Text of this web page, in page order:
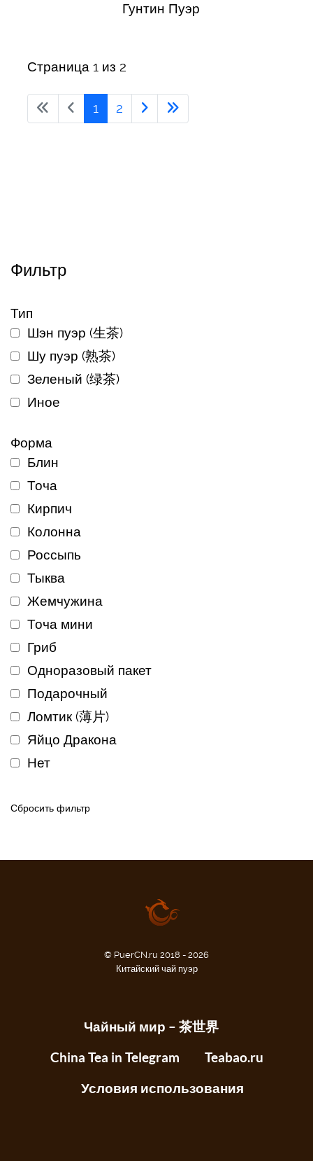
Гунтин Пуэр
Страница 1 из 2
1 2
Фильтр
Тип
Шэн пуэр (生茶)
Шу пуэр (熟茶)
Зеленый (绿茶)
Иное
Форма
Блин
Точа
Кирпич
Колонна
Россыпь
Тыква
Жемчужина
Точа мини
Гриб
Одноразовый пакет
Подарочный
Ломтик (薄片)
Яйцо Дракона
Нет
Сбросить фильтр
© PuerCN.ru 2018 - 2026
Китайский чай пуэр
Чайный мир – 茶世界
China Tea in Telegram
Teabao.ru
Условия использования